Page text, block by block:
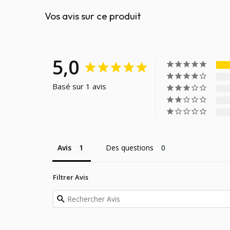
Vos avis sur ce produit
5,0
Basé sur 1 avis
Avis Des questions
Filtrer Avis